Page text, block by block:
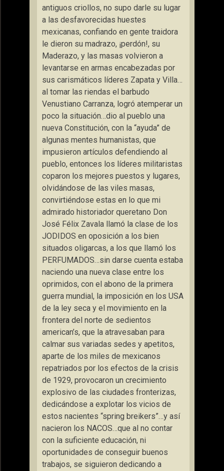
antiguos criollos, no supo darle su lugar
a las desfavorecidas huestes
mexicanas, confiando en gente traidora
le dieron su madrazo, ¡perdón!, su
Maderazo, y las masas volvieron a
levantarse en armas encabezadas por
sus carismáticos líderes Zapata y Villa…
al tomar las riendas el barbudo
Venustiano Carranza, logró atemperar un
poco la situación…dio al pueblo una
nueva Constitución, con la “ayuda” de
algunas mentes humanistas, que
impusieron artículos defendiendo al
pueblo, entonces los líderes militaristas
coparon los mejores puestos y lugares,
olvidándose de las viles masas,
convirtiéndose estas en lo que mi
admirado historiador queretano Don
José Félix Zavala llamó la clase de los
JODIDOS en oposición a los bien
situados oligarcas, a los que llamó los
PERFUMADOS…sin darse cuenta estaba
naciendo una nueva clase entre los
oprimidos, con el abono de la primera
guerra mundial, la imposición en los USA
de la ley seca y el movimiento en la
frontera del norte de sedientos
american’s, que la atravesaban para
calmar sus variadas sedes y apetitos,
aparte de los miles de mexicanos
repatriados por los efectos de la crisis
de 1929, provocaron un crecimiento
explosivo de las ciudades fronterizas,
dedicándose a explotar los vicios de
estos nacientes “spring breikers”…y así
nacieron los NACOS…que al no contar
con la suficiente educación, ni
oportunidades de conseguir buenos
trabajos, se siguieron dedicando a